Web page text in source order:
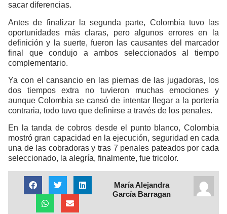
sacar diferencias.
Antes de finalizar la segunda parte, Colombia tuvo las
oportunidades más claras, pero algunos errores en la
definición y la suerte, fueron las causantes del marcador
final que condujo a ambos seleccionados al tiempo
complementario.
Ya con el cansancio en las piernas de las jugadoras, los
dos tiempos extra no tuvieron muchas emociones y
aunque Colombia se cansó de intentar llegar a la portería
contraria, todo tuvo que definirse a través de los penales.
En la tanda de cobros desde el punto blanco, Colombia
mostró gran capacidad en la ejecución, seguridad en cada
una de las cobradoras y tras 7 penales pateados por cada
seleccionado, la alegría, finalmente, fue tricolor.
María Alejandra
García Barragan